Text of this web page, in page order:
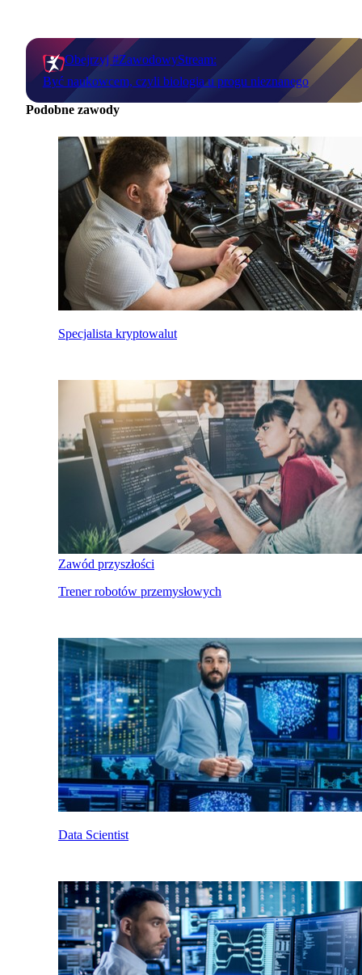
Obejrzyj #ZawodowyStream:
Być naukowcem, czyli biologia u progu nieznanego
Podobne zawody
Specjalista kryptowalut
Zawód przyszłości
Trener robotów przemysłowych
Data Scientist